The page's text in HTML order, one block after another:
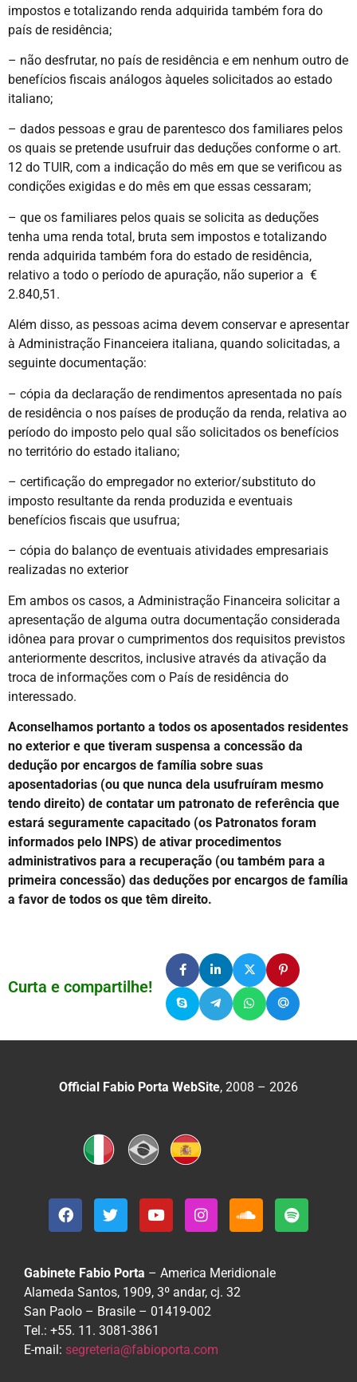
impostos e totalizando renda adquirida também fora do
país de residência;
– não desfrutar, no país de residência e em nenhum outro de
benefícios fiscais análogos àqueles solicitados ao estado
italiano;
– dados pessoas e grau de parentesco dos familiares pelos
os quais se pretende usufruir das deduções conforme o art.
12 do TUIR, com a indicação do mês em que se verificou as
condições exigidas e do mês em que essas cessaram;
– que os familiares pelos quais se solicita as deduções
tenha uma renda total, bruta sem impostos e totalizando
renda adquirida também fora do estado de residência,
relativo a todo o período de apuração, não superior a €
2.840,51.
Além disso, as pessoas acima devem conservar e apresentar
à Administração Financeiera italiana, quando solicitadas, a
seguinte documentação:
– cópia da declaração de rendimentos apresentada no país
de residência o nos países de produção da renda, relativa ao
período do imposto pelo qual são solicitados os benefícios
no território do estado italiano;
– certificação do empregador no exterior/substituto do
imposto resultante da renda produzida e eventuais
benefícios fiscais que usufrua;
– cópia do balanço de eventuais atividades empresariais
realizadas no exterior
Em ambos os casos, a Administração Financeira solicitar a
apresentação de alguma outra documentação considerada
idônea para provar o cumprimentos dos requisitos previstos
anteriormente descritos, inclusive através da ativação da
troca de informações com o País de residência do
interessado.
Aconselhamos portanto a todos os aposentados residentes
no exterior e que tiveram suspensa a concessão da
dedução por encargos de família sobre suas
aposentadorias (ou que nunca dela usufruíram mesmo
tendo direito) de contatar um patronato de referência que
estará seguramente capacitado (os Patronatos foram
informados pelo INPS) de ativar procedimentos
administrativos para a recuperação (ou também para a
primeira concessão) das deduções por encargos de família
a favor de todos os que têm direito.
Curta e compartilhe!
Official Fabio Porta WebSite, 2008 – 2026
Gabinete Fabio Porta – America Meridionale
Alameda Santos, 1909, 3º andar, cj. 32
San Paolo – Brasile – 01419-002
Tel.: +55. 11. 3081-3861
E-mail: segreteria@fabioporta.com